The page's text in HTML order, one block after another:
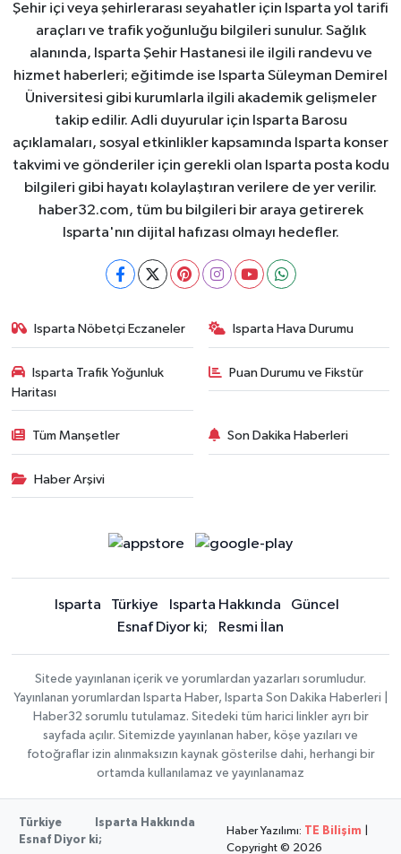
Şehir içi veya şehirlerarası seyahatler için Isparta yol tarifi
araçları ve trafik yoğunluğu bilgileri sunulur. Sağlık
alanında, Isparta Şehir Hastanesi ile ilgili randevu ve
hizmet haberleri; eğitimde ise Isparta Süleyman Demirel
Üniversitesi gibi kurumlarla ilgili akademik gelişmeler
takip edilir. Adli duyurular için Isparta Barosu
açıklamaları, sosyal etkinlikler kapsamında Isparta konser
takvimi ve gönderiler için gerekli olan Isparta posta kodu
bilgileri gibi hayatı kolaylaştıran verilere de yer verilir.
haber32.com, tüm bu bilgileri bir araya getirerek
Isparta'nın dijital hafızası olmayı hedefler.
Isparta Nöbetçi Eczaneler Isparta Hava Durumu
Isparta Trafik Yoğunluk
Haritası
Puan Durumu ve Fikstür
Tüm Manşetler Son Dakika Haberleri
Haber Arşivi
Isparta Türkiye Isparta Hakkında
Güncel
Esnaf Diyor ki;
Resmi İlan
Sitede yayınlanan içerik ve yorumlardan yazarları sorumludur.
Yayınlanan yorumlardan Isparta Haber, Isparta Son Dakika Haberleri |
Haber32 sorumlu tutulamaz. Sitedeki tüm harici linkler ayrı bir
sayfada açılır. Sitemizde yayınlanan haber, köşe yazıları ve
fotoğraflar izin alınmaksızın kaynak gösterilse dahi, herhangi bir
ortamda kullanılamaz ve yayınlanamaz
Türkiye
Isparta Hakkında
Esnaf Diyor ki;
Haber Yazılımı: TE Bilişim
Copyright © 2026